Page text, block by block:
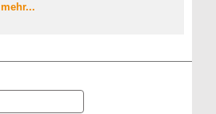
mehr...